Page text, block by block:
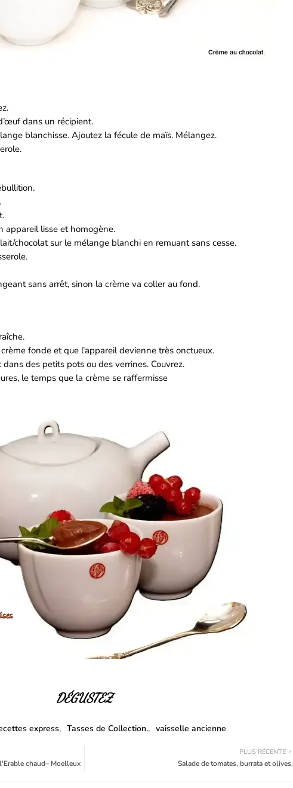
dans un récipient.
blanchisse. Ajoutez la fécule de maïs. Mélangez.
appareil lisse et homogène.
chocolat sur le mélange blanchi en remuant sans cesse.
sans arrêt, sinon la crème va coller au fond.
fonde et que l’appareil devienne très onctueux.
des petits pots ou des verrines. Couvrez.
le temps que la crème se raffermisse
DÉGUSTEZ
express Tasses de Collection. vaisselle ancienne
PLUS RÉCENTE
Salade de tomates, burrata et olives.
chaud– Moelleux